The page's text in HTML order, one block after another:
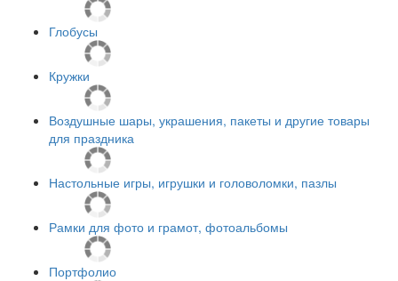
Глобусы
Кружки
Воздушные шары, украшения, пакеты и другие товары
для праздника
Настольные игры, игрушки и головоломки, пазлы
Рамки для фото и грамот, фотоальбомы
Портфолио